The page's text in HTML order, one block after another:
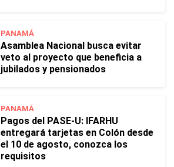
PANAMÁ
Asamblea Nacional busca evitar
veto al proyecto que beneficia a
jubilados y pensionados
PANAMÁ
Pagos del PASE-U: IFARHU
entregará tarjetas en Colón desde
el 10 de agosto, conozca los
requisitos